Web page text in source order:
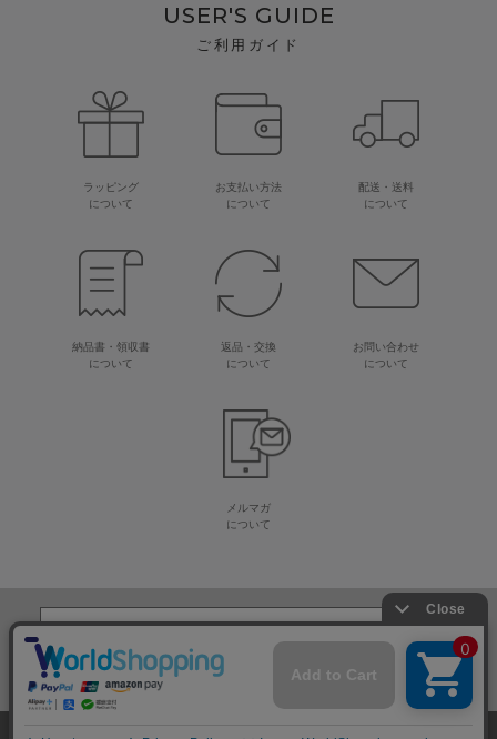
USER'S GUIDE
ご利用ガイド
ラッピング
について
お支払い方法
について
配送・送料
について
納品書・領収書
について
返品・交換
について
お問い合わせ
について
メルマガ
について
生地・毛糸・手芸材料の専門店